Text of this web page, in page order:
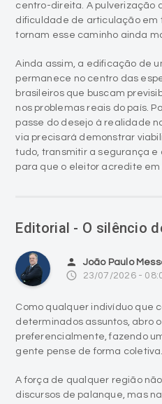
centro-direita. A pulverização
dificuldade de articulação em
tornam esse caminho ainda
Ainda assim, a edificação de
permanece no centro das
brasileiros que buscam
nos problemas reais do país.
passe do desejo à realidade
via precisará demonstrar
tudo, transmitir a segurança
para que o eleitor acredite em
Editorial - O silêncio
person João Paulo
access_time 23/07/2026 -
Como qualquer indivíduo que
determinados assuntos, abro
preferencialmente, fazendo
gente pense de forma coletiva.
A força de qualquer região
discursos de palanque, mas